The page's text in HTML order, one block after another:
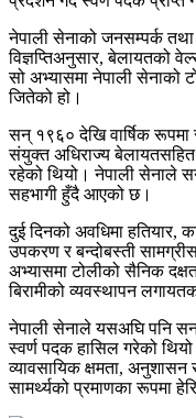
नेपाली सेनाको जनसम्पर्क तथा
विज्ञप्तिअनुसार, बेलायतको
सो अभ्यासमा नेपाली सेनाको
जितेको हो।
सन् १९६० देखि वार्षिक रूपमा
संयुक्त अधिराज्य बेलायतसहित
रहेको थियो। नेपाली सेनाले
सहभागी हुँदै आएको छ।
दुई दिनको अवधिमा हतियार,
उपकरण र बन्दोबस्ती
अभ्यासमा टोलीको सैनिक
बिरामीको व्यवस्थापन
नेपाली सेनाले यसअघि पनि
स्वर्ण पदक हासिल गरेको
व्यावसायिक क्षमता, अनुशासन र
सामर्थ्यको प्रमाणका रूपमा